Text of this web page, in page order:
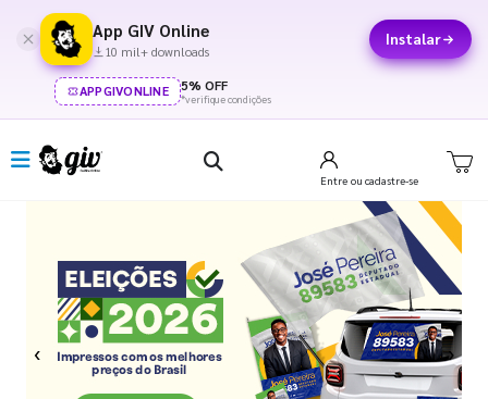
App GIV Online
10 mil+ downloads
Instalar
APPGIVONLINE 5% OFF
*verifique condições
Entre ou cadastre-se
Previous Next